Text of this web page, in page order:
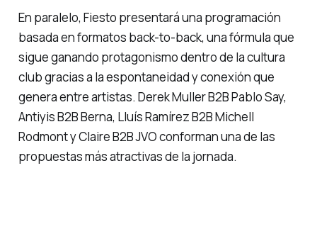
En paralelo, Fiesto presentará una programación
basada en formatos back-to-back, una fórmula que
sigue ganando protagonismo dentro de la cultura
club gracias a la espontaneidad y conexión que
genera entre artistas. Derek Muller B2B Pablo Say,
Antiyis B2B Berna, Lluís Ramírez B2B Michell
Rodmont y Claire B2B JVO conforman una de las
propuestas más atractivas de la jornada.